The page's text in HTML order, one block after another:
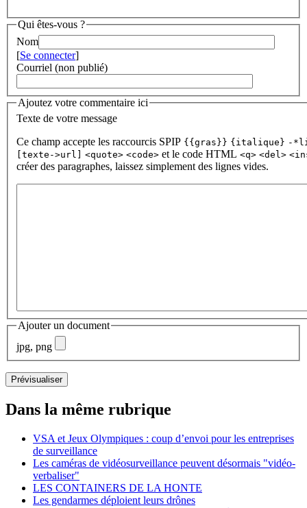
Qui êtes-vous ?
Nom
[Se connecter]
Courriel (non publié)
Ajoutez votre commentaire ici
Texte de votre message
Ce champ accepte les raccourcis SPIP {{gras}} {italique} -
[texte->url]
<quote> <code> et le code HTML <q> <del>
créer des paragraphes, laissez simplement des lignes vides.
Ajouter un document
jpg, png
Dans la même rubrique
VSA et Jeux Olympiques : coup d’envoi pour les entreprises
de surveillance
Les caméras de vidéosurveillance peuvent désormais "vidéo-
verbaliser"
LES CONTAINERS DE LA HONTE
Les gendarmes déploient leurs drônes